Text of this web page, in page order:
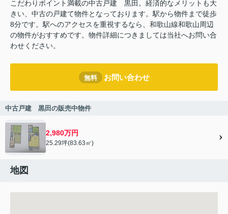
こだわりポイント満載の中古戸建 黒田。経済的なメリットも大
きい、中古の戸建て物件となっております。駅から物件まで徒歩
8分です。駅へのアクセスを重視するなら、和歌山線和歌山周辺
の物件がおすすめです。物件詳細につきましては当社へお問い合
わせください。
無料 お問い合わせ
中古戸建 黒田の販売中物件
2,980万円
25.29坪(83.63㎡)
地図